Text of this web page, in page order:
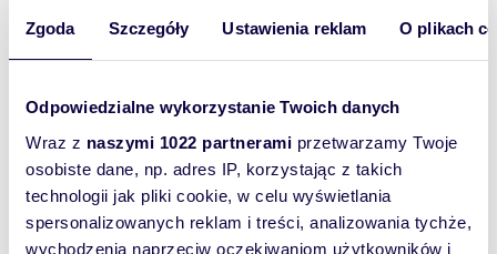
Zgoda Szczegóły Ustawienia reklam O plikach
Odpowiedzialne wykorzystanie Twoich danych
Wraz z naszymi 1022 partnerami przetwarzamy Twoje
osobiste dane, np. adres IP, korzystając z takich
technologii jak pliki cookie, w celu wyświetlania
spersonalizowanych reklam i treści, analizowania tychże,
wychodzenia naprzeciw oczekiwaniom użytkowników i
skontaktował!